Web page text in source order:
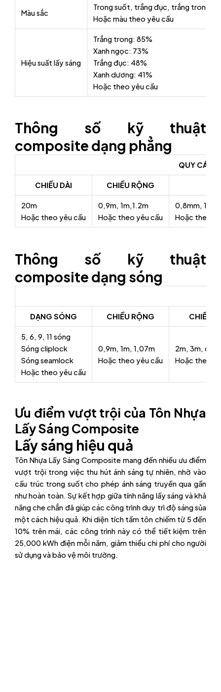
Màu sắc
Trong suốt, trắng đục, trắng trong,
Hoặc màu theo yêu cầu
Hiệu suất lấy sáng
Trắng trong: 85%
Xanh ngọc: 73%
Trắng đục: 48%
Xanh dương: 41%
Hoặc theo yêu cầu
Thông số kỹ thuật
composite dạng phẳng
QUY CÁCH
CHIỀU DÀI CHIỀU RỘNG
20m
Hoặc theo yêu cầu
0,9m, 1m,1.2m
Hoặc theo yêu cầu
0,8mm,
Hoặc theo
Thông số kỹ thuật
composite dạng sóng
DẠNG SÓNG CHIỀU RỘNG CHIỀU
5, 6, 9, 11 sóng
Sóng cliplock
Sóng seamlock
Hoặc theo yêu cầu
0,9m, 1m, 1,07m
Hoặc theo yêu cầu
2m, 3m, 6m,
Hoặc theo
Ưu điểm vượt trội của Tôn Nhựa
Lấy Sáng Composite
Lấy sáng hiệu quả
Tôn Nhựa Lấy Sáng Composite mang đến nhiều ưu điểm
vượt trội trong việc thu hút ánh sáng tự nhiên, nhờ vào
cấu trúc trong suốt cho phép ánh sáng truyền qua gần
như hoàn toàn. Sự kết hợp giữa tính năng lấy sáng và khả
năng che chắn đã giúp các công trình duy trì độ sáng sủa
một cách hiệu quả. Khi diện tích tấm tôn chiếm từ 5 đến
10% trên mái, các công trình này có thể tiết kiệm trên
25,000 kWh điện mỗi năm, giảm thiểu chi phí cho người
sử dụng và bảo vệ môi trường.